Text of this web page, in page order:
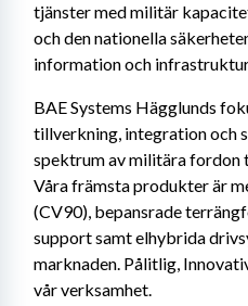
tjänster med militär
och den nationella
information och
BAE Systems Hägglunds
tillverkning, integration och
spektrum av militära fordon
Våra främsta produkter är
(CV90), bepansrade
support samt elhybrida
marknaden. Pålitlig,
vår verksamhet.